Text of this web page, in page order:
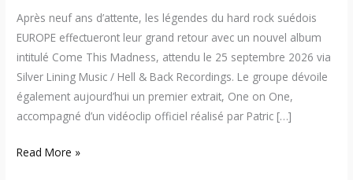
Après neuf ans d’attente, les légendes du hard rock suédois
EUROPE effectueront leur grand retour avec un nouvel album
intitulé Come This Madness, attendu le 25 septembre 2026 via
Silver Lining Music / Hell & Back Recordings. Le groupe dévoile
également aujourd’hui un premier extrait, One on One,
accompagné d’un vidéoclip officiel réalisé par Patric […]
Read More »